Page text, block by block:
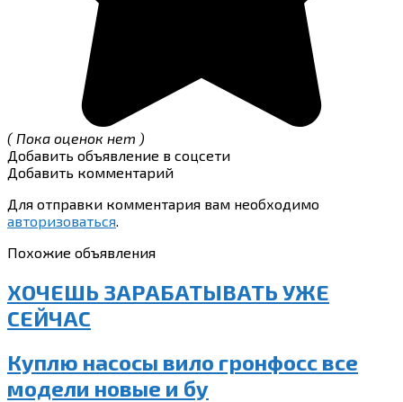
( Пока оценок нет )
Добавить объявление в соцсети
Добавить комментарий
Для отправки комментария вам необходимо
авторизоваться.
Похожие объявления
ХОЧЕШЬ ЗАРАБАТЫВАТЬ УЖЕ
СЕЙЧАС
Куплю насосы вило гронфосс все
модели новые и бу